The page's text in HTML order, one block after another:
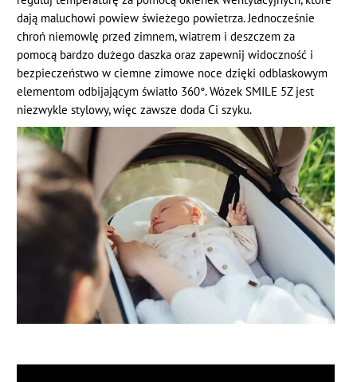
dają maluchowi powiew świeżego powietrza. Jednocześnie
chroń niemowlę przed zimnem, wiatrem i deszczem za
pomocą bardzo dużego daszka oraz zapewnij widoczność i
bezpieczeństwo w ciemne zimowe noce dzięki odblaskowym
elementom odbijającym światło 360°. Wózek SMILE 5Z jest
niezwykle stylowy, więc zawsze doda Ci szyku.